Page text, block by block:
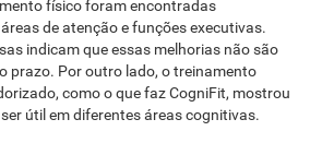
físico foram encontradas
de atenção e funções executivas.
indicam que essas melhorias não são
prazo. Por outro lado, o treinamento
como o que faz CogniFit, mostrou
útil em diferentes áreas cognitivas.